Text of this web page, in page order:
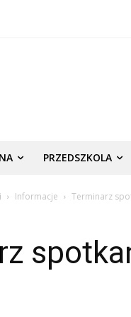
PRZEDSZKOLA
Informacje Terminarz